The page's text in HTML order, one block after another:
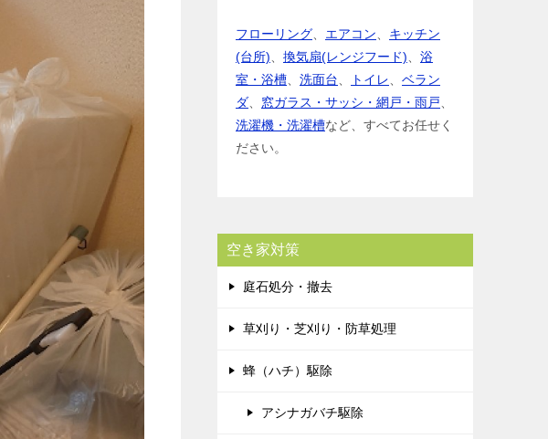
フローリング エアコン
キッチン
(台所)
換気扇(レンジフード)
浴
室・浴槽
洗面台 トイレ
ベラン
ダ
窓ガラス・サッシ・網戸・雨戸
洗濯機・洗濯槽など、すべてお任せく
ださい。
空き家対策
庭石処分・撤去
草刈り・芝刈り・防草処理
蜂（ハチ）駆除
アシナガバチ駆除